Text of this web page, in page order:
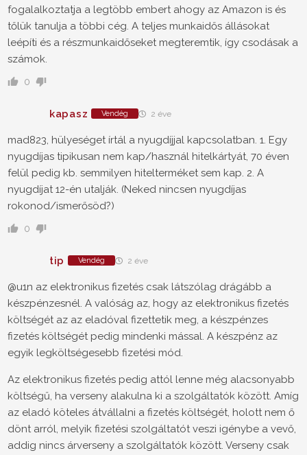
fogalalkoztatja a legtöbb embert ahogy az Amazon is és
tőlük tanulja a többi cég. A teljes munkaidős állásokat
leépíti és a részmunkaidőseket megteremtik, így csodásak a
számok.
0
kapasz Vendég 2 éve
mad823, hülyeséget írtál a nyugdíjjal kapcsolatban. 1. Egy
nyugdíjas tipikusan nem kap/használ hitelkártyát, 70 éven
felül pedig kb. semmilyen hitelterméket sem kap. 2. A
nyugdíjat 12-én utalják. (Neked nincsen nyugdíjas
rokonod/ismerősöd?)
0
tip Vendég 2 éve
@u1n az elektronikus fizetés csak látszólag drágább a
készpénzesnél. A valóság az, hogy az elektronikus fizetés
költségét az az eladóval fizettetik meg, a készpénzes
fizetés költségét pedig mindenki mással. A készpénz az
egyik legköltségesebb fizetési mód.
Az elektronikus fizetés pedig attól lenne még alacsonyabb
költségű, ha verseny alakulna ki a szolgáltatók között. Amíg
az eladó köteles átvállalni a fizetés költségét, holott nem ő
dönt arról, melyik fizetési szolgáltatót veszi igénybe a vevő,
addig nincs árverseny a szolgáltatók között. Verseny csak